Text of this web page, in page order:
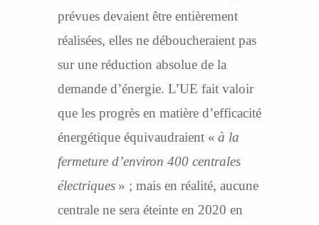
prévues devaient être entièrement
réalisées, elles ne déboucheraient pas
sur une réduction absolue de la
demande d’énergie. L’UE fait valoir
que les progrès en matière d’efficacité
énergétique équivaudraient « à la
fermeture d’environ 400 centrales
électriques» ; mais en réalité, aucune
centrale ne sera éteinte en 2020 en